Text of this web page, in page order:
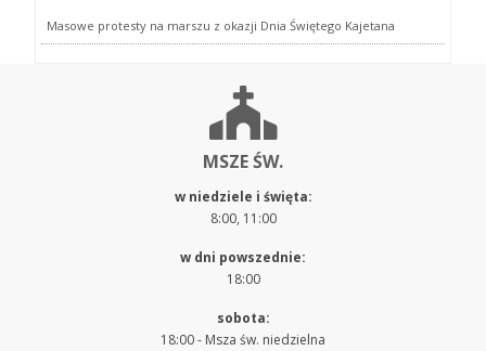
Masowe protesty na marszu z okazji Dnia Świętego Kajetana
MSZE ŚW.
w niedziele i święta:
8:00, 11:00
w dni powszednie:
18:00
sobota:
18:00 - Msza św. niedzielna